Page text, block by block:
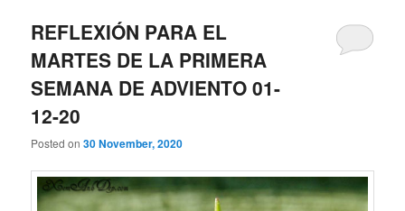
REFLEXIÓN PARA EL
MARTES DE LA PRIMERA
SEMANA DE ADVIENTO 01-
12-20
Posted on30 November, 2020